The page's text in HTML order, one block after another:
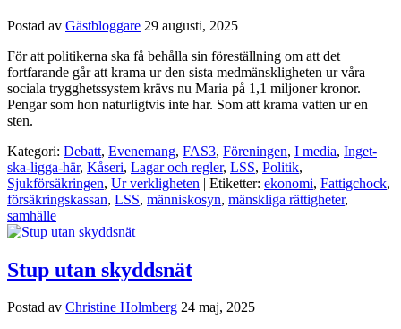
Postad av Gästbloggare 29 augusti, 2025
För att politikerna ska få behålla sin föreställning om att det
fortfarande går att krama ur den sista medmänskligheten ur våra
sociala trygghetssystem krävs nu Maria på 1,1 miljoner kronor.
Pengar som hon naturligtvis inte har. Som att krama vatten ur en
sten.
Kategori: Debatt, Evenemang, FAS3, Föreningen, I media, Inget-
ska-ligga-här, Kåseri, Lagar och regler, LSS, Politik,
Sjukförsäkringen, Ur verkligheten | Etiketter: ekonomi, Fattigchock,
försäkringskassan, LSS, människosyn, mänskliga rättigheter,
samhälle
Stup utan skyddsnät
Postad av Christine Holmberg 24 maj, 2025